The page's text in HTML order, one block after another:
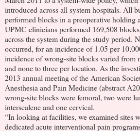
introduced across all system hospitals. All
performed blocks in a preoperative holding
UPMC clinicians performed 169,508
across the system during the study period.
occurred, for an incidence of 1.05 per
incidence of wrong-site blocks varied from
and none to three per location. As the
2013 annual meeting of the American
Anesthesia and Pain Medicine (abstract
wrong-site blocks were femoral, two were
interscalene and one cervical.
“In looking at facilities, we examined sites
dedicated acute interventional pain